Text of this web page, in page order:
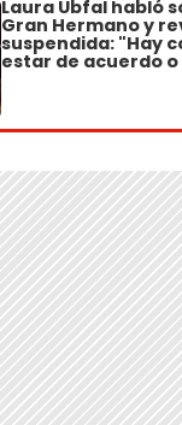
Laura Ubfal habló
Gran Hermano y
suspendida: "Hay
estar de acuerdo o